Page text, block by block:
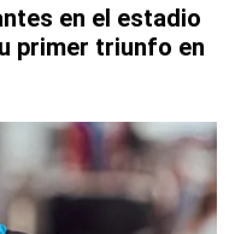
en el estadio
primer triunfo en